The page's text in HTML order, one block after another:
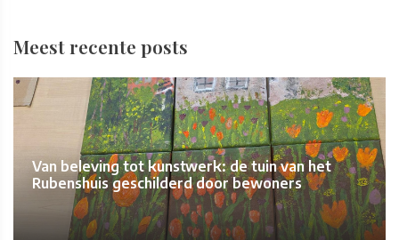
Meest recente posts
Van beleving tot kunstwerk: de tuin van het
Rubenshuis geschilderd door bewoners